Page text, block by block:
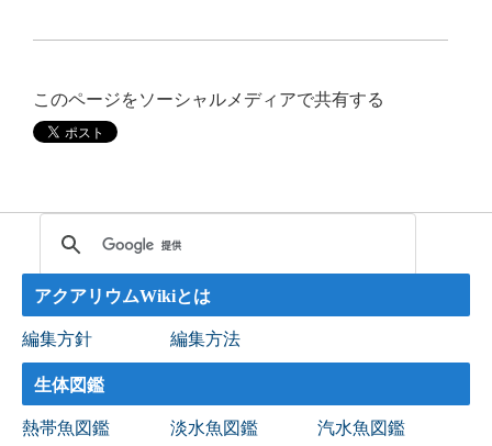
このページをソーシャルメディアで共有する
アクアリウムWikiとは
編集方針 編集方法
生体図鑑
熱帯魚図鑑 淡水魚図鑑 汽水魚図鑑